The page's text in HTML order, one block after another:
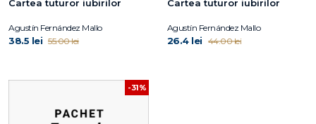
Cartea tuturor iubirilor
Agustín Fernández Mallo
38.5 lei 55.00 lei
Cartea tuturor iubirilor
Agustín Fernández Mallo
26.4 lei 44.00 lei
-31%